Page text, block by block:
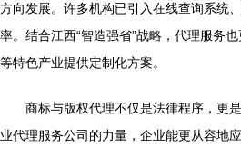
方向发展。许多机构已引入在线查询系统
率。结合江西“智造强省”战略，代理服务
等特色产业提供定制化方案。
商标与版权代理不仅是法律程序，更
业代理服务公司的力量，企业能更从容地